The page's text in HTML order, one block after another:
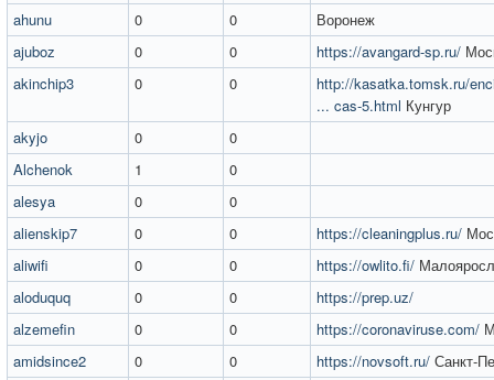
ahunu
0 0
Воронеж
ajuboz
0 0 https://avangard-sp.ru/
akinchip3
0 0
http://kasatka.tomsk.ru/
... cas-5.html Кунгур
akyjo
0
0
Alchenok
1
0
alesya
0
0
alienskip7
0 0 https://cleaningplus.ru/
aliwifi
0 0 https://owlito.fi/
aloduquq
0 0
https://prep.uz/
alzemefin
0 0 https://coronaviruse.com/
amidsince2
0 0 https://novsoft.ru/ Санкт-